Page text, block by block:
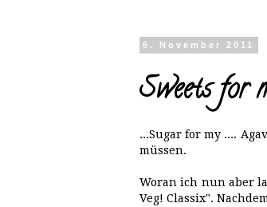
6. November 2011
Sweets for
...Sugar for my ....
müssen.
Woran ich nun aber
Veg! Classix".